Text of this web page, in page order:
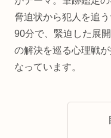
脅迫状から犯人を追
90分で、緊迫した展
の解決を巡る心理戦
なっています。